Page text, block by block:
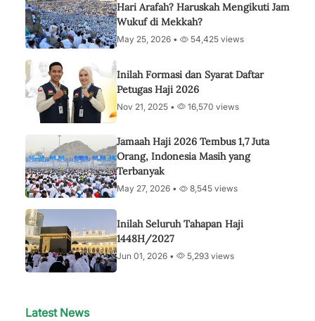
Hari Arafah? Haruskah Mengikuti Jam
Wukuf di Mekkah?
May 25, 2026 • 54,425 views
Inilah Formasi dan Syarat Daftar
Petugas Haji 2026
Nov 21, 2025 • 16,570 views
Jamaah Haji 2026 Tembus 1,7 Juta
Orang, Indonesia Masih yang
Terbanyak
May 27, 2026 • 8,545 views
Inilah Seluruh Tahapan Haji
1448H/2027
Jun 01, 2026 • 5,293 views
Latest News